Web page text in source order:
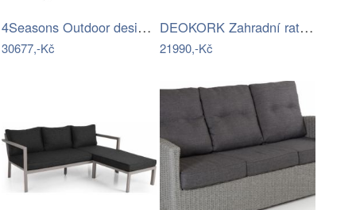
4Seasons Outdoor designové zahradní…
30677,-Kč
DEOKORK Zahradní ratanová sestava…
21990,-Kč